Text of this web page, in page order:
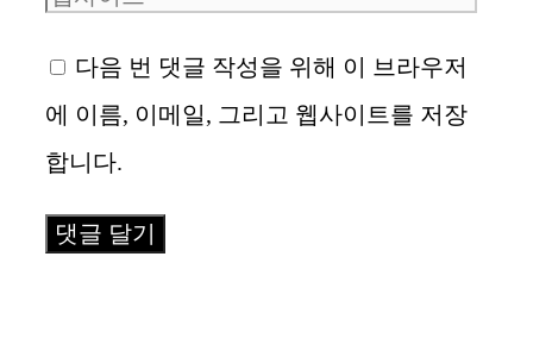
다음 번 댓글 작성을 위해 이 브라우저
에 이름, 이메일, 그리고 웹사이트를 저장
합니다.